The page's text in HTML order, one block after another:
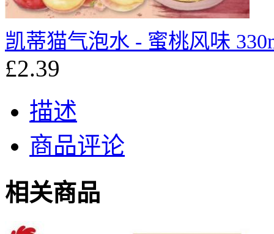
凯蒂猫气泡水 - 蜜桃风味
£2.39
描述
商品评论
相关商品